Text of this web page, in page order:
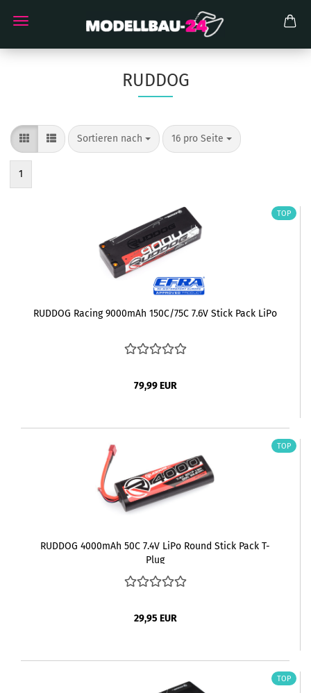
RUDDOG
Sortieren nach
Sortieren nach 16 pro Seite
pro Seite
1
TOP
RUDDOG Racing 9000mAh 150C/75C 7.6V Stick Pack LiPo
79,99 EUR
TOP
RUDDOG 4000mAh 50C 7.4V LiPo Round Stick Pack T-
Plug
29,95 EUR
TOP